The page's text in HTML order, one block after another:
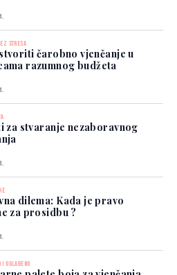
STRESA
čarobno vjenčanje u
razumnog budžeta
za stvaranje nezaboravnog
dilema: Kada je pravo
za prosidbu ?
I UGLAĐENO